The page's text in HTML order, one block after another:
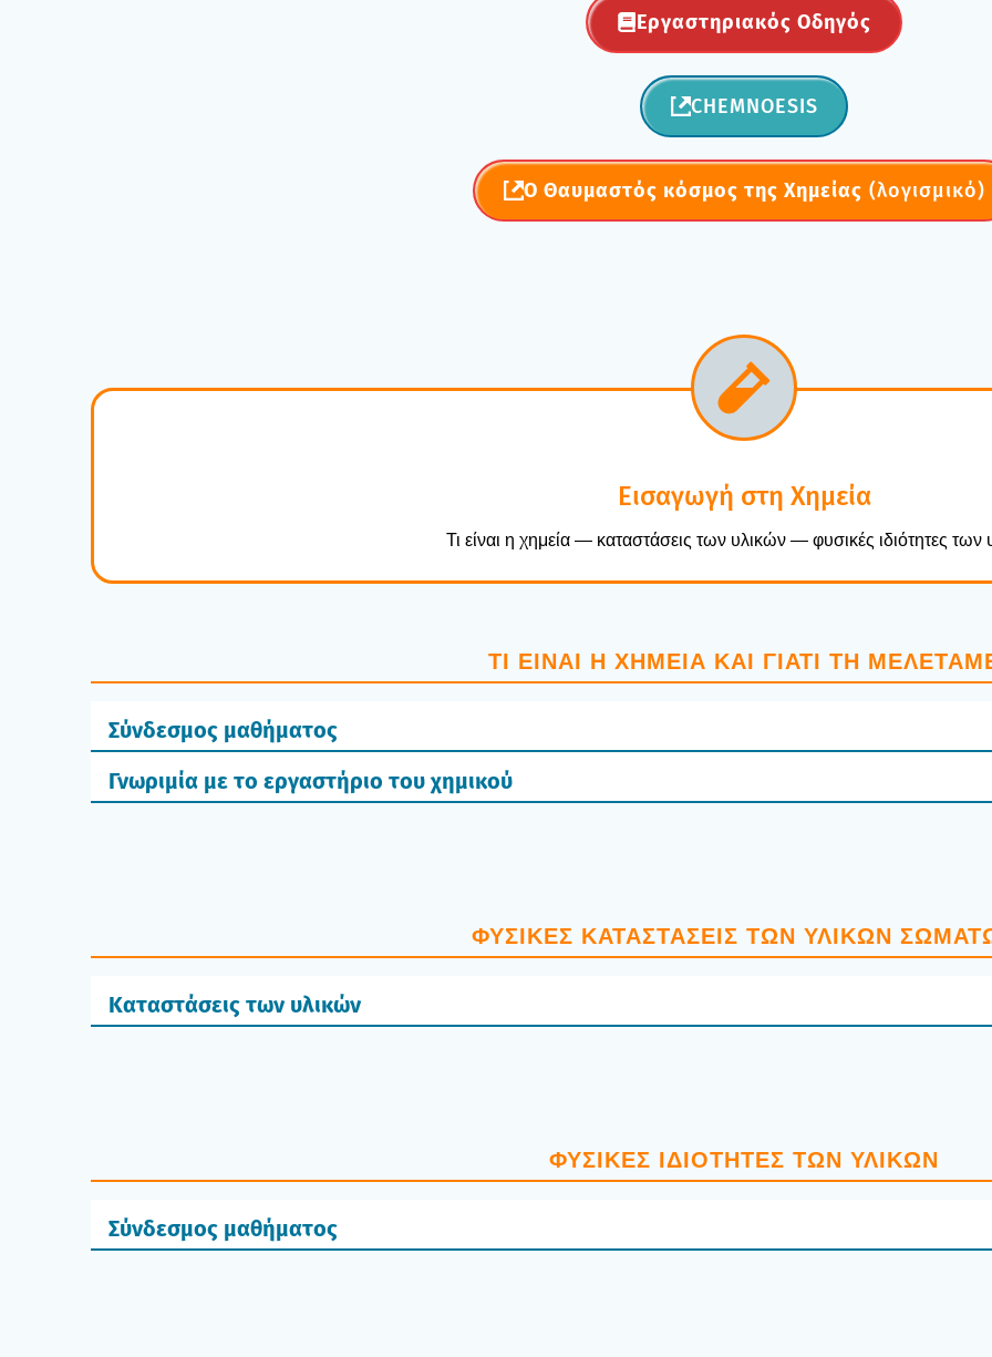
Εργα­στη­ρια­κός Οδη­γός
CHEMNOESIS
Ο Θαυ­μα­στός κόσμος της Χημεί­ας (λογι­σμι­κό)
Εισα­γω­γή στη Χημεία
Τι είναι η χημεία — κατα­στά­σεις των υλι­κών — φυσι­κές ιδιό­τη­τες των
ΤΙ ΕΊΝΑΙ Η ΧΗΜΕΊΑ ΚΑΙ ΓΙΑ­ΤΊ ΤΗ
Σύνδεσμος μαθήματος
Γνωριμία με το εργαστήριο του χημικού
ΦΥΣΙ­ΚΈΣ ΚΑΤΑ­ΣΤΆ­ΣΕΙΣ ΤΩΝ ΥΛΙ­ΚΏΝ
Καταστάσεις των υλικών
ΦΥΣΙ­ΚΈΣ ΙΔΙΌ­ΤΗ­ΤΕΣ ΤΩΝ ΥΛΙ­ΚΏΝ
Σύνδεσμος μαθήματος